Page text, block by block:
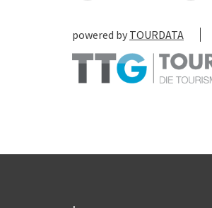
powered by TOURDATA